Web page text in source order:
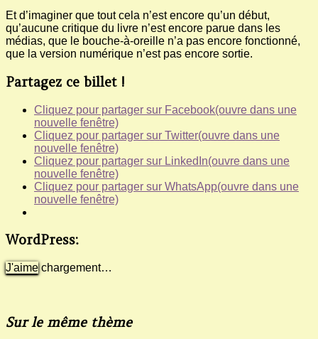
Et d’imaginer que tout cela n’est encore qu’un début,
qu’aucune critique du livre n’est encore parue dans les
médias, que le bouche-à-oreille n’a pas encore fonctionné,
que la version numérique n’est pas encore sortie.
Partagez ce billet !
Cliquez pour partager sur Facebook(ouvre dans une
nouvelle fenêtre)
Cliquez pour partager sur Twitter(ouvre dans une
nouvelle fenêtre)
Cliquez pour partager sur LinkedIn(ouvre dans une
nouvelle fenêtre)
Cliquez pour partager sur WhatsApp(ouvre dans une
nouvelle fenêtre)
WordPress:
J'aime chargement…
Sur le même thème